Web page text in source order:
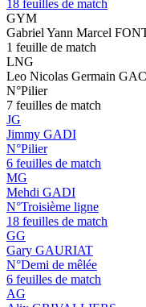
18 feuilles de match
GYM
Gabriel Yann Marcel
1 feuille de match
LNG
Leo Nicolas Germain
N°Pilier
7 feuilles de match
JG
Jimmy GADI
N°Pilier
6 feuilles de match
MG
Mehdi GADI
N°Troisième ligne
18 feuilles de match
GG
Gary GAURIAT
N°Demi de mêlée
6 feuilles de match
AG